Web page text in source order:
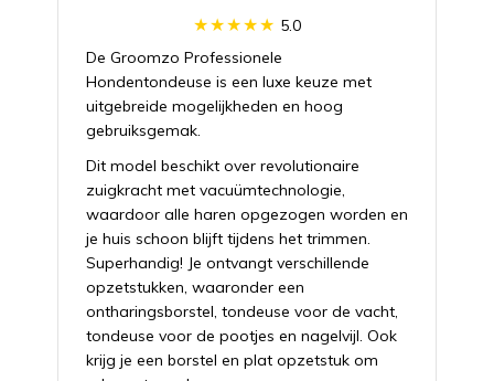
5.0
De Groomzo Professionele
Hondentondeuse is een luxe keuze met
uitgebreide mogelijkheden en hoog
gebruiksgemak.
Dit model beschikt over revolutionaire
zuigkracht met vacuümtechnologie,
waardoor alle haren opgezogen worden en
je huis schoon blijft tijdens het trimmen.
Superhandig! Je ontvangt verschillende
opzetstukken, waaronder een
ontharingsborstel, tondeuse voor de vacht,
tondeuse voor de pootjes en nagelvijl. Ook
krijg je een borstel en plat opzetstuk om